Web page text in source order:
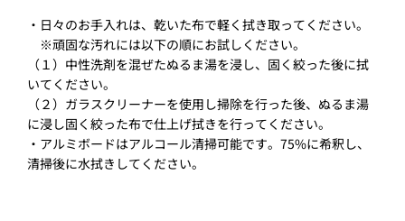
・日々のお手入れは、乾いた布で軽く拭き取ってください。
※頑固な汚れには以下の順にお試しください。
（１）中性洗剤を混ぜたぬるま湯を浸し、固く絞った後に拭
いてください。
（２）ガラスクリーナーを使用し掃除を行った後、ぬるま湯
に浸し固く絞った布で仕上げ拭きを行ってください。
・アルミボードはアルコール清掃可能です。75%に希釈し、
清掃後に水拭きしてください。